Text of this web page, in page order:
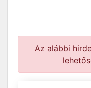
Az alábbi